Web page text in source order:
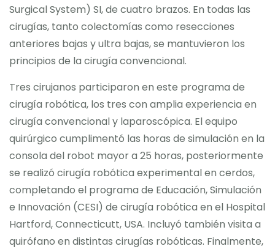
Surgical System) SI, de cuatro brazos. En todas las
cirugías, tanto colectomías como resecciones
anteriores bajas y ultra bajas, se mantuvieron los
principios de la cirugía convencional.
Tres cirujanos participaron en este programa de
cirugía robótica, los tres con amplia experiencia en
cirugía convencional y laparoscópica. El equipo
quirúrgico cumplimentó las horas de simulación en la
consola del robot mayor a 25 horas, posteriormente
se realizó cirugía robótica experimental en cerdos,
completando el programa de Educación, Simulación
e Innovación (CESI) de cirugía robótica en el Hospital
Hartford, Connecticutt, USA. Incluyó también visita a
quirófano en distintas cirugías robóticas. Finalmente,